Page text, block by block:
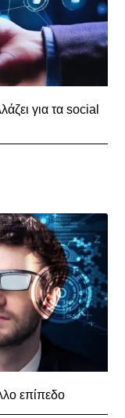
για τα social
επίπεδο